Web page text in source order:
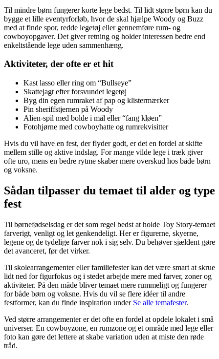
Til mindre børn fungerer korte lege bedst. Til lidt større børn kan du
bygge et lille eventyrforløb, hvor de skal hjælpe Woody og Buzz
med at finde spor, redde legetøj eller gennemføre rum- og
cowboyopgaver. Det giver retning og holder interessen bedre end
enkeltstående lege uden sammenhæng.
Aktiviteter, der ofte er et hit
Kast lasso eller ring om “Bullseye”
Skattejagt efter forsvundet legetøj
Byg din egen rumraket af pap og klistermærker
Pin sheriffstjernen på Woody
Alien-spil med bolde i mål eller “fang kløen”
Fotohjørne med cowboyhatte og rumrekvisitter
Hvis du vil have en fest, der flyder godt, er det en fordel at skifte
mellem stille og aktive indslag. For mange vilde lege i træk giver
ofte uro, mens en bedre rytme skaber mere overskud hos både børn
og voksne.
Sådan tilpasser du temaet til alder og type
fest
Til børnefødselsdag er det som regel bedst at holde Toy Story-temaet
farverigt, venligt og let genkendeligt. Her er figurerne, skyerne,
legene og de tydelige farver nok i sig selv. Du behøver sjældent gøre
det avanceret, før det virker.
Til skolearrangementer eller familiefester kan det være smart at skrue
lidt ned for figurfokus og i stedet arbejde mere med farver, zoner og
aktiviteter. På den måde bliver temaet mere rummeligt og fungerer
for både børn og voksne. Hvis du vil se flere idéer til andre
festformer, kan du finde inspiration under Se alle temafester.
Ved større arrangementer er det ofte en fordel at opdele lokalet i små
universer. En cowboyzone, en rumzone og et område med lege eller
foto kan gøre det lettere at skabe variation uden at miste den røde
tråd.